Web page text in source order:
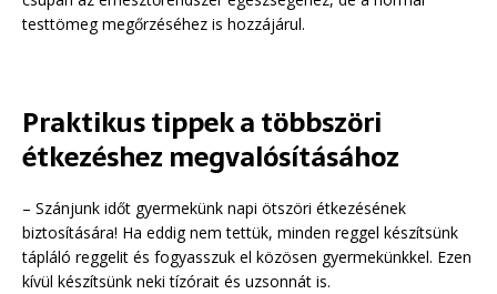
testtömeg megőrzéséhez is hozzájárul.
Praktikus tippek a többszöri
étkezéshez megvalósításához
– Szánjunk időt gyermekünk napi ötszöri étkezésének
biztosítására! Ha eddig nem tettük, minden reggel készítsünk
tápláló reggelit és fogyasszuk el közösen gyermekünkkel. Ezen
kívül készítsünk neki tízórait és uzsonnát is.